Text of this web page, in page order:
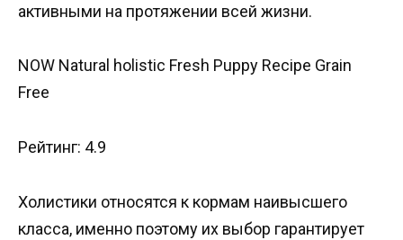
активными на протяжении всей жизни.
NOW Natural holistic Fresh Puppy Recipe Grain
Free
Рейтинг: 4.9
Холистики относятся к кормам наивысшего
класса, именно поэтому их выбор гарантирует